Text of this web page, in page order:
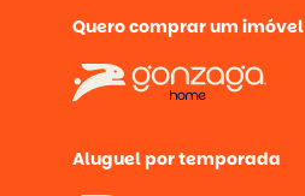
Quero comprar um imóvel
Aluguel por temporada